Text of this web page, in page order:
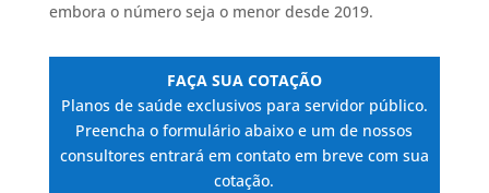
embora o número seja o menor desde 2019.
FAÇA SUA COTAÇÃO
Planos de saúde exclusivos para servidor público.
Preencha o formulário abaixo e um de nossos
consultores entrará em contato em breve com sua
cotação.